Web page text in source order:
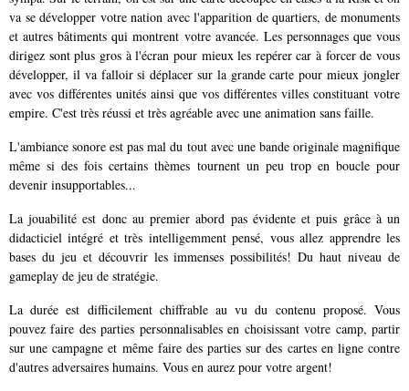
va se développer votre nation avec l'apparition de quartiers, de monuments
et autres bâtiments qui montrent votre avancée. Les personnages que vous
dirigez sont plus gros à l'écran pour mieux les repérer car à forcer de vous
développer, il va falloir si déplacer sur la grande carte pour mieux jongler
avec vos différentes unités ainsi que vos différentes villes constituant votre
empire. C'est très réussi et très agréable avec une animation sans faille.
L'ambiance sonore est pas mal du tout avec une bande originale magnifique
même si des fois certains thèmes tournent un peu trop en boucle pour
devenir insupportables...
La jouabilité est donc au premier abord pas évidente et puis grâce à un
didacticiel intégré et très intelligemment pensé, vous allez apprendre les
bases du jeu et découvrir les immenses possibilités! Du haut niveau de
gameplay de jeu de stratégie.
La durée est difficilement chiffrable au vu du contenu proposé. Vous
pouvez faire des parties personnalisables en choisissant votre camp, partir
sur une campagne et même faire des parties sur des cartes en ligne contre
d'autres adversaires humains. Vous en aurez pour votre argent!